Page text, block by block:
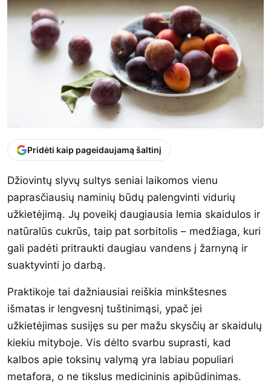
Pridėti kaip pageidaujamą šaltinį
Džiovintų slyvų sultys seniai laikomos vienu
paprasčiausių naminių būdų palengvinti vidurių
užkietėjimą. Jų poveikį daugiausia lemia skaidulos ir
natūralūs cukrūs, taip pat sorbitolis – medžiaga, kuri
gali padėti pritraukti daugiau vandens į žarnyną ir
suaktyvinti jo darbą.
Praktikoje tai dažniausiai reiškia minkštesnes
išmatas ir lengvesnį tuštinimąsi, ypač jei
užkietėjimas susijęs su per mažu skysčių ar skaidulų
kiekiu mityboje. Vis dėlto svarbu suprasti, kad
kalbos apie toksinų valymą yra labiau populiari
metafora, o ne tikslus medicininis apibūdinimas.